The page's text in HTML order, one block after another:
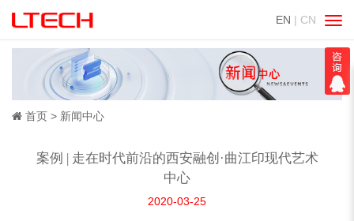
EN | CN
切
换
导
航
首页 新闻中心
案例 | 走在时代前沿的西安融创·曲江印现代艺术
中心
2020-03-25